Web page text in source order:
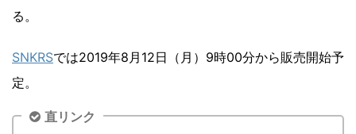
る。
SNKRSでは2019年8月12日（月）9時00分から販売開始予
定。
直リンク